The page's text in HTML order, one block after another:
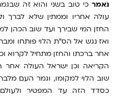
נאמר כי טוב בשני והוא זה
עולה אחריו וממתין שלא
החזן המי שבירך ועד שוב הכהן
ואז נגש אל הס"ת הלוי פותחו
אחר ברכתו והחזן מתחיל לקרוא
הקריאה וכן ישראל העולה אחר
שוב הלוי למקומו, וגמר העם
כסדד הזה עד המפטיר